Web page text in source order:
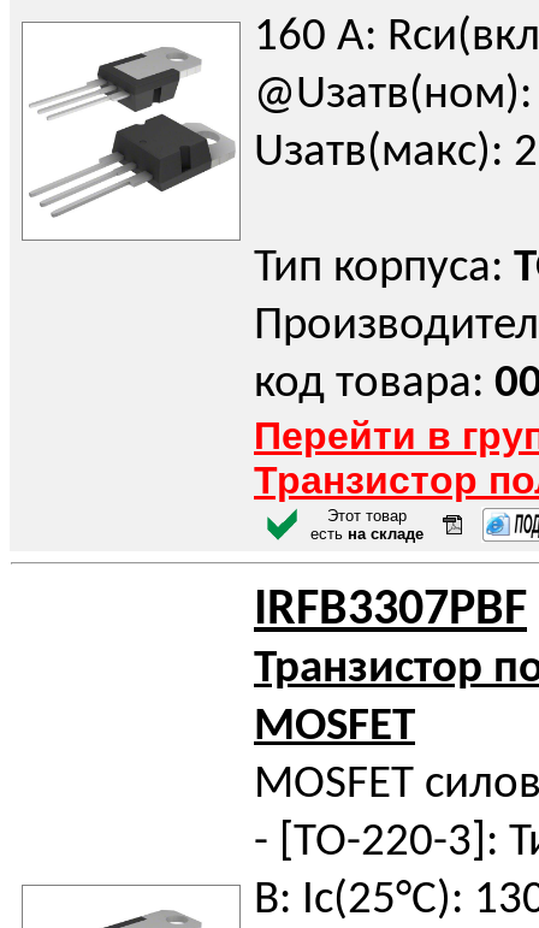
160 А:
Uзатв(макс):
Тип корпуса:
код товара:
Перейти в
Транзистор
Этот товар
есть на складе
IRFB3307PBF
Транзистор
MOSFET
MOSFET
- [TO-220-3]:
В: Iс(25°C):